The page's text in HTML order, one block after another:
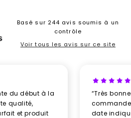
Basé sur 244 avis soumis à un
contrôle
Voir tous les avis sur ce site
du début à la
qualité,
et produit
“Très
date